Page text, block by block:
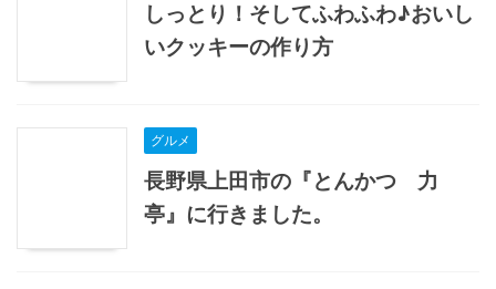
しっとり！そしてふわふわ♪おいし
いクッキーの作り方
グルメ
長野県上田市の『とんかつ 力
亭』に行きました。